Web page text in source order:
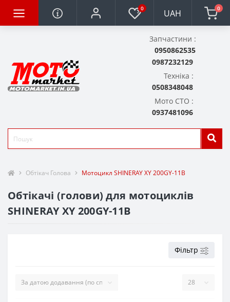
0 UAH 0
Запчастини :
0950862535
0987232129
Техніка :
0508348048
Мото СТО :
0937481096
Обтікач Голова Мотоцикл SHINERAY XY 200GY-11B
Обтікачі (голови) для мотоциклів
SHINERAY XY 200GY-11B
Фільтр